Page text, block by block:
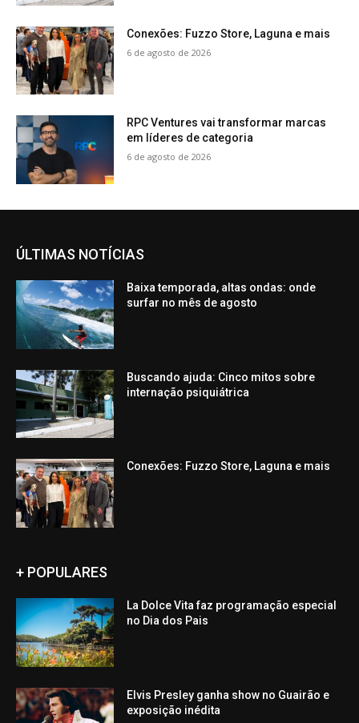
Conexões: Fuzzo Store, Laguna e mais
6 de agosto de 2026
RPC Ventures vai transformar marcas
em líderes de categoria
6 de agosto de 2026
ÚLTIMAS NOTÍCIAS
Baixa temporada, altas ondas: onde
surfar no mês de agosto
Buscando ajuda: Cinco mitos sobre
internação psiquiátrica
Conexões: Fuzzo Store, Laguna e mais
+ POPULARES
La Dolce Vita faz programação especial
no Dia dos Pais
Elvis Presley ganha show no Guairão e
exposição inédita